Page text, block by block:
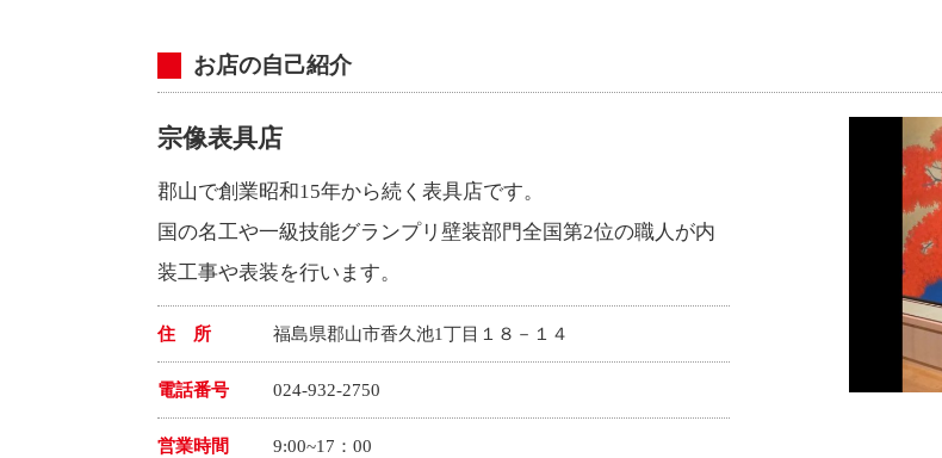
お店の自己紹介
宗像表具店
郡山で創業昭和15年から続く表具店です。
国の名工や一級技能グランプリ壁装部門全国第2位の職人が内
装工事や表装を行います。
住 所 福島県郡山市香久池1丁目１８－１４
電話番号 024-932-2750
営業時間 9:00~17：00